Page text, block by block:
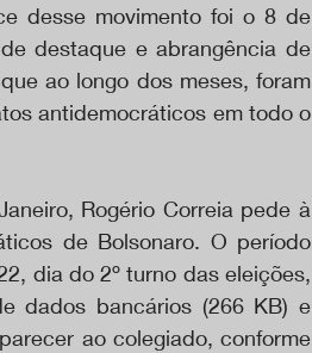
desse movimento foi o 8 de
destaque e abrangência de
ao longo dos meses, foram
antidemocráticos em todo o
Rogério Correia pede à
de Bolsonaro. O período
dia do 2º turno das eleições,
dados bancários (266 KB) e
ao colegiado, conforme